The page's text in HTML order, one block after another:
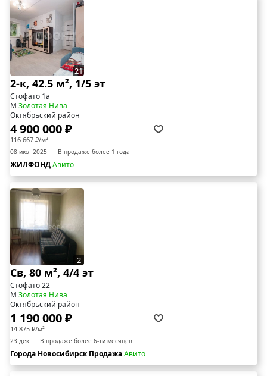
21
2-к, 42.5 м², 1/5 эт
Стофато 1а
М Золотая Нива
Октябрьский район
4 900 000 ₽
116 667 ₽/м²
08 июл 2025 В продаже более 1 года
ЖИЛФОНДАвито
2
Св, 80 м², 4/4 эт
Стофато 22
М Золотая Нива
Октябрьский район
1 190 000 ₽
14 875 ₽/м²
23 дек В продаже более 6-ти месяцев
Города Новосибирск ПродажаАвито